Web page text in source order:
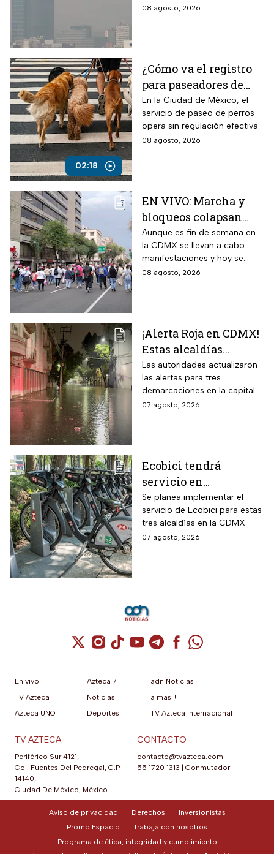
detectaron partículas
08 agosto, 2026
02:18
¿Cómo va el registro
para paseadores de
perros?
En la Ciudad de México, el
servicio de paseo de perros
opera sin regulación efectiva.
08 agosto, 2026
EN VIVO: Marcha y
bloqueos colapsan
calles de CDMX hoy
sábado
Aunque es fin de semana en
la CDMX se llevan a cabo
manifestaciones y hoy se
tienen previstos bloqueos en
08 agosto, 2026
¡Alerta Roja en CDMX!
Estas alcaldías
registran lluvias
intensas e
inundaciones este
viernes 7 de agosto
Las autoridades actualizaron
las alertas para tres
demarcaciones en la capital
del país por las intensas
07 agosto, 2026
Ecobici tendrá
servicio en
Iztapalapa, Tlalpan e
Iztacalco; preparan
nuevas estaciones
Se planea implementar el
servicio de Ecobici para estas
tres alcaldías en la CDMX
07 agosto, 2026
Cuenta de X / Twitter (se abre en una
Cuenta de Instagram (se abre en una
Cuenta de TikTok (se abre en
Cuenta de YouTube (se abre
Cuenta de Telegram (se
Cuenta de
Cuenta de
En vivo
TV Azteca
Azteca UNO
Azteca 7
Noticias
Deportes
adn Noticias
a más +
TV Azteca Internacional
TV AZTECA
Periférico Sur 4121,
Col. Fuentes Del Pedregal, C.P.
14140,
Ciudad De México, México.
CONTACTO
contacto@tvazteca.com
55 1720 1313
Conmutador
Aviso de privacidad Derechos
Inversionistas
Promo Espacio
Trabaja con nosotros
Programa de ética, integridad y cumplimiento